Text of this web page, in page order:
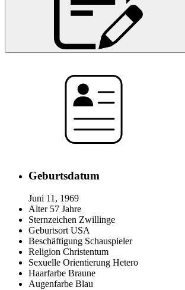
Geburtsdatum
Juni 11, 1969
Alter 57 Jahre
Sternzeichen Zwillinge
Geburtsort USA
Beschäftigung Schauspieler
Religion Christentum
Sexuelle Orientierung Hetero
Haarfarbe Braune
Augenfarbe Blau